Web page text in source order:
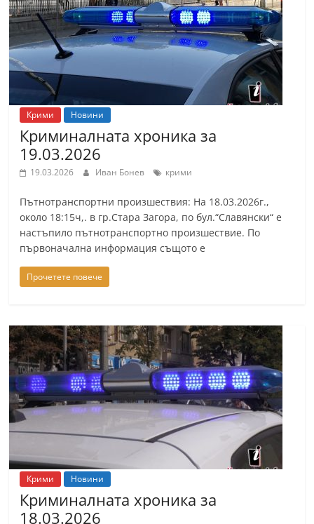
Крими Новини
Криминалната хроника за
19.03.2026
19.03.2026 Иван Бонев крими
Пътнотранспортни произшествия: На 18.03.2026г.,
около 18:15ч,. в гр.Стара Загора, по бул.“Славянски“ е
настъпило пътнотранспортно произшествие. По
първоначална информация същото е
Прочетете повече
Крими Новини
Криминалната хроника за
18.03.2026